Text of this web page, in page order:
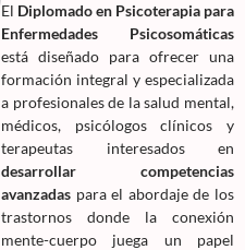
El Diplomado en Psicoterapia para
Enfermedades Psicosomáticas
está diseñado para ofrecer una
formación integral y especializada
a profesionales de la salud mental,
médicos, psicólogos clínicos y
terapeutas interesados en
desarrollar competencias
avanzadas para el abordaje de los
trastornos donde la conexión
mente-cuerpo juega un papel